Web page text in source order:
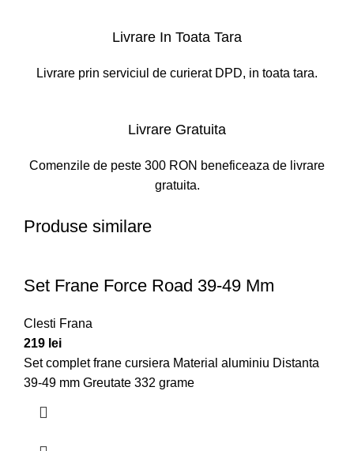
Livrare In Toata Tara
Livrare prin serviciul de curierat DPD, in toata tara.
Livrare Gratuita
Comenzile de peste 300 RON beneficeaza de livrare
gratuita.
Produse similare
Set Frane Force Road 39-49 Mm
Clesti Frana
219 lei
Set complet frane cursiera Material aluminiu Distanta
39-49 mm Greutate 332 grame